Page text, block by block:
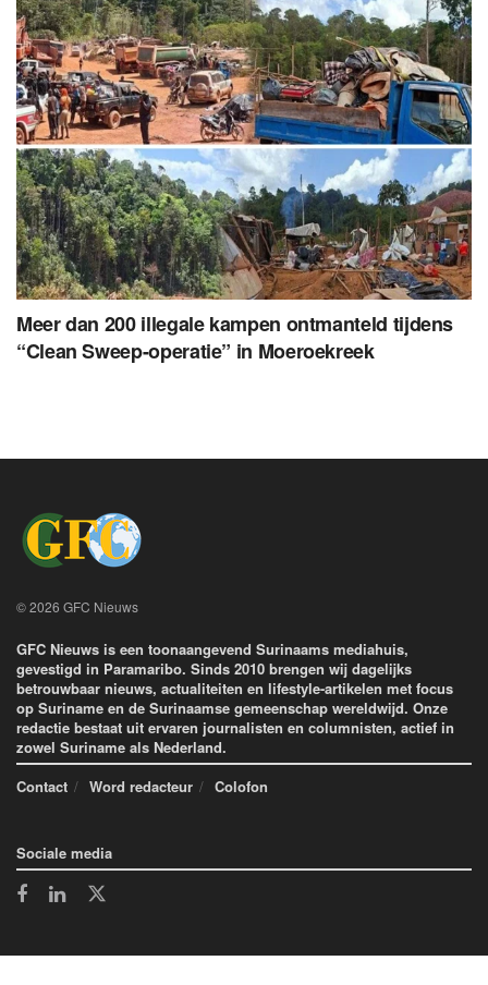
Meer dan 200 illegale kampen ontmanteld tijdens
“Clean Sweep-operatie” in Moeroekreek
© 2026 GFC Nieuws
GFC Nieuws is een toonaangevend Surinaams mediahuis,
gevestigd in Paramaribo. Sinds 2010 brengen wij dagelijks
betrouwbaar nieuws, actualiteiten en lifestyle-artikelen met focus
op Suriname en de Surinaamse gemeenschap wereldwijd. Onze
redactie bestaat uit ervaren journalisten en columnisten, actief in
zowel Suriname als Nederland.
Contact
Word redacteur Colofon
Sociale media